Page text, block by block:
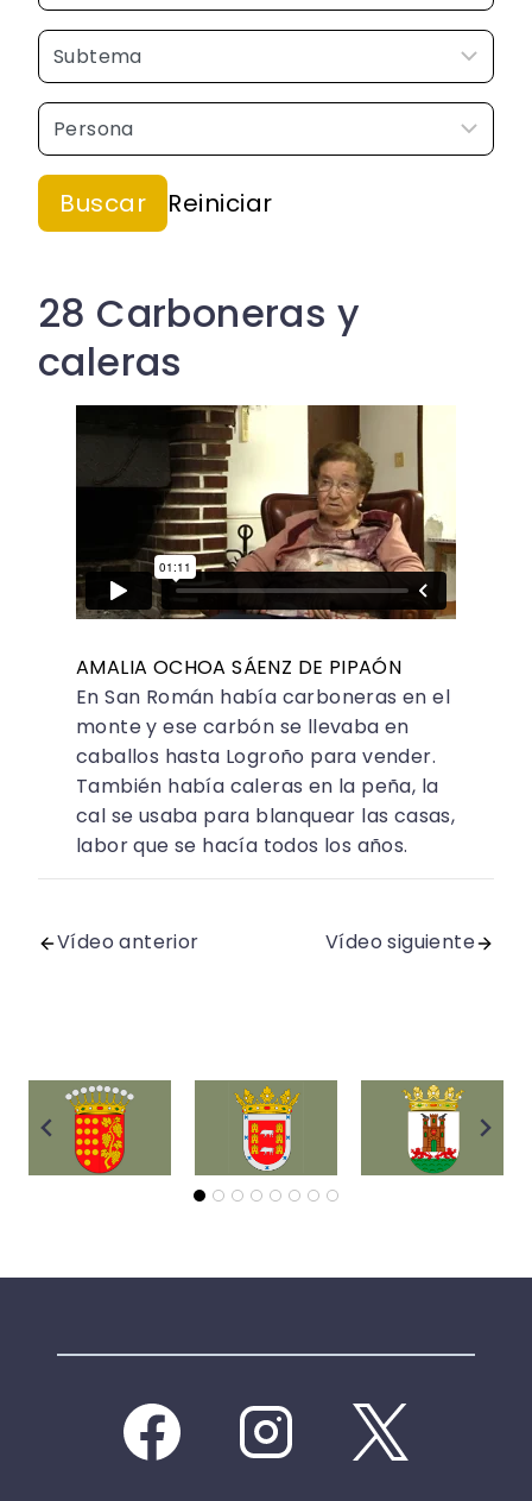
28 Carboneras y
caleras
AMALIA OCHOA SÁENZ DE PIPAÓN
En San Román había carboneras en el
monte y ese carbón se llevaba en
caballos hasta Logroño para vender.
También había caleras en la peña, la
cal se usaba para blanquear las casas,
labor que se hacía todos los años.
Vídeo anterior Vídeo siguiente